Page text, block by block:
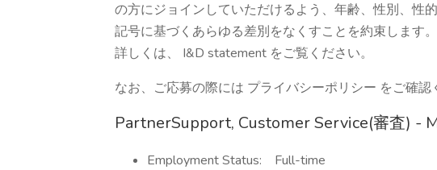
の方にジョインしていただけるよう、年齢、性別、性
記号に基づくあらゆる差別をなくすことを約束します。
詳しくは、 I&D statement をご覧ください。
なお、ご応募の際には プライバシーポリシー をご確認
PartnerSupport, Customer Service(審査) -
Employment Status: Full-time